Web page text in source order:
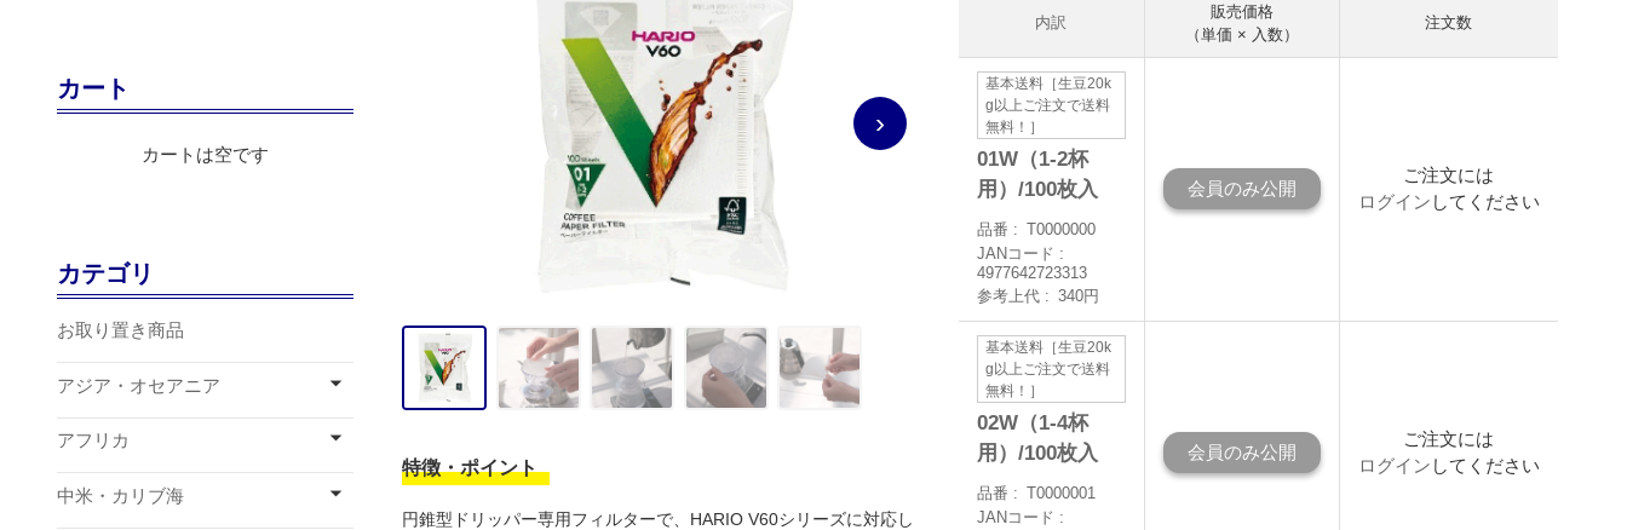
›
特徴・ポイント
円錐型ドリッパー専用フィルターで、HARIO V60シリーズに対応し
内訳
販売価格
（単価 × 入数）
注文数
基本送料［生豆20k
g以上ご注文で送料
無料！］
01W（1-2杯
用）/100枚入
品番
T0000000
JANコード
4977642723313
参考上代
340円
会員のみ公開
ご注文には
ログイン してください
基本送料［生豆20k
g以上ご注文で送料
無料！］
02W（1-4杯
用）/100枚入
品番
T0000001
JANコード
会員のみ公開
ご注文には
ログイン してください
カート
カートは空です
カテゴリ
お取り置き商品
アジア・オセアニア
アフリカ
中米・カリブ海